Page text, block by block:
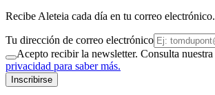
Recibe Aleteia cada día en tu correo electrónico.
Tu dirección de correo electrónico
Acepto recibir la newsletter. Consulta nuestra
privacidad para saber más.
Inscribirse